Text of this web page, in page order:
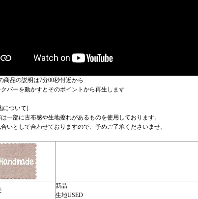
商品の説明は7分00秒付近から
バーを動かすとそのポイントから再生します
について]
一部に古布感や生地擦れがあるものを使用しております。
いとして合わせておりますので、予めご了承くださいませ。
新品
生地USED